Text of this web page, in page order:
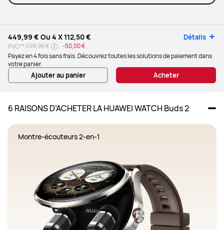
449,99 € Ou 4 X112,50 € Détails
PVC**499,99 € -50,00 €
Payez en 4 fois sans frais. Découvrez toutes les solutions de paiement dans
votre panier.
Ajouter au panier Acheter
6 RAISONS D’ACHETER LA HUAWEI WATCH Buds 2
Montre-écouteurs 2-en-1